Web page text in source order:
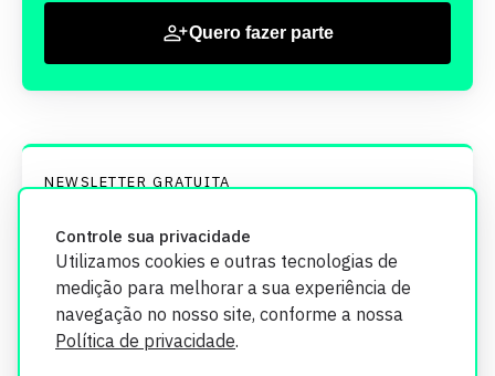
Controle sua privacidade
Utilizamos cookies e outras tecnologias de
medição para melhorar a sua experiência de
navegação no nosso site, conforme a nossa
Política de privacidade.
Quero fazer parte
NEWSLETTER GRATUITA
Receba no seu e-mail as
notícias mais importantes do
mercado imobiliário